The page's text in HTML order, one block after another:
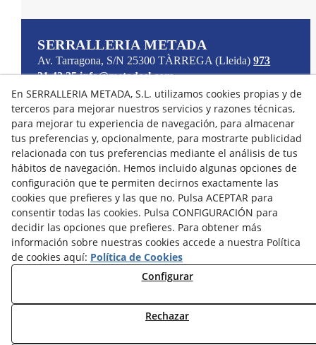
SERRALLERIA METADA
Av. Tarragona, S/N 25300 TÀRREGA (Lleida) 973
31 42 25 info@metadasl.com
Aviso Legal
Política de Cookies
Política de Privacidad
Declaración de Accesibilidad
Empresa
Productos y servicios
Proyectos
Contacto
© 08/2026 Serralleria Metada, S.L. - Todos los derechos
En SERRALLERIA METADA, S.L. utilizamos cookies propias y de
terceros para mejorar nuestros servicios y razones técnicas,
para mejorar tu experiencia de navegación, para almacenar
tus preferencias y, opcionalmente, para mostrarte publicidad
relacionada con tus preferencias mediante el análisis de tus
hábitos de navegación. Hemos incluido algunas opciones de
configuración que te permiten decirnos exactamente las
cookies que prefieres y las que no. Pulsa ACEPTAR para
consentir todas las cookies. Pulsa CONFIGURACIÓN para
decidir las opciones que prefieres. Para obtener más
información sobre nuestras cookies accede a nuestra Política
de cookies aquí: Política de Cookies
Configurar
Rechazar